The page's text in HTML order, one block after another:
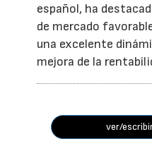
español, ha
de mercado
una excelente
mejora de la
ver/